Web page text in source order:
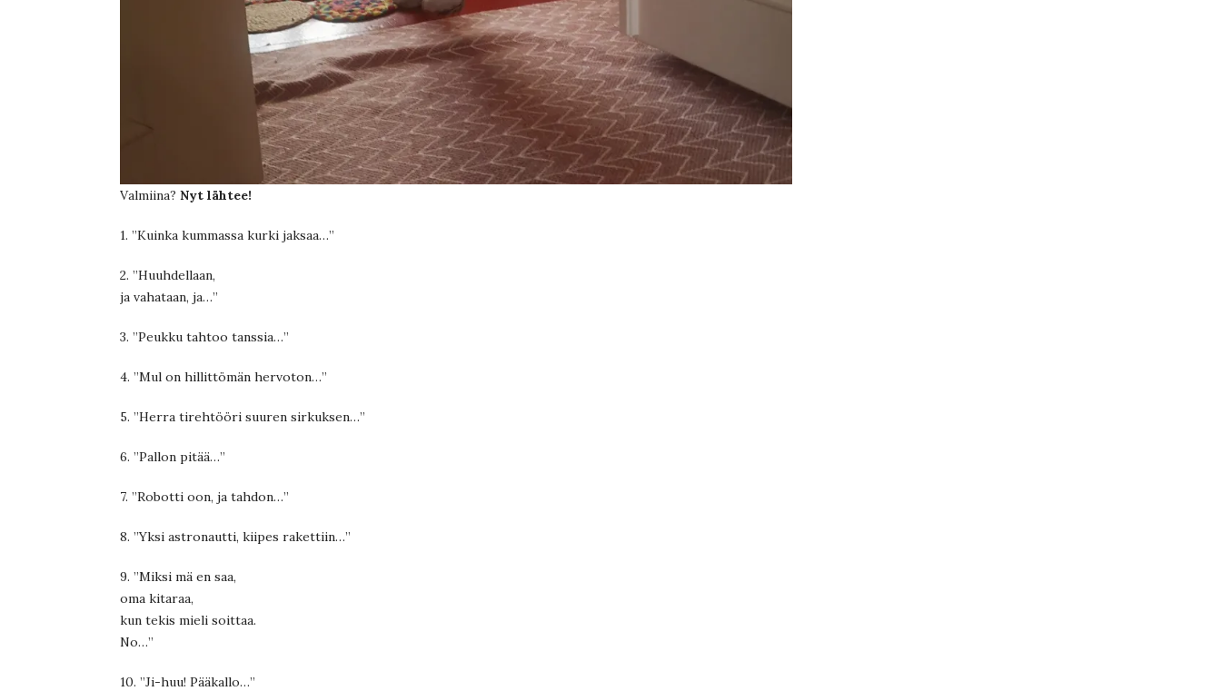
Valmiina? Nyt lähtee!
1. ”Kuinka kummassa kurki jaksaa…”
2. ”Huuhdellaan,
ja vahataan, ja…”
3. ”Peukku tahtoo tanssia…”
4. ”Mul on hillittömän hervoton…”
5. ”Herra tirehtööri suuren sirkuksen…”
6. ”Pallon pitää…”
7. ”Robotti oon, ja tahdon…”
8. ”Yksi astronautti, kiipes rakettiin…”
9. ”Miksi mä en saa,
oma kitaraa,
kun tekis mieli soittaa.
No…”
10. ”Ji-huu! Pääkallo…”